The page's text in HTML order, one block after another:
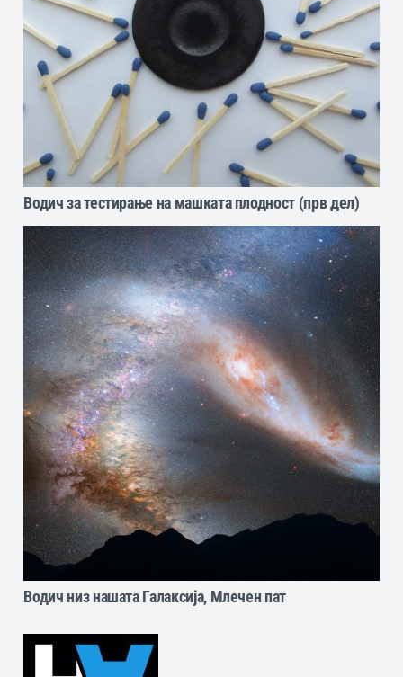
Водич за тестирање на машката плодност (прв дел)
Водич низ нашата Галаксија, Млечен пат